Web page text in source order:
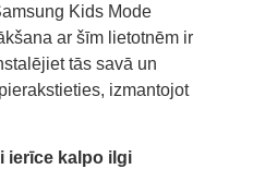
Kids Mode
ar šīm lietotnēm ir
tās savā un
izmantojot
ierīce kalpo ilgi